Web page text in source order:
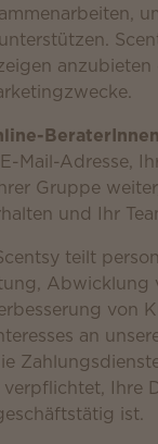
Mail-Adresse,
Gruppe
und Ihr
teilt
Abwicklung
von
an
Ihre
ist.